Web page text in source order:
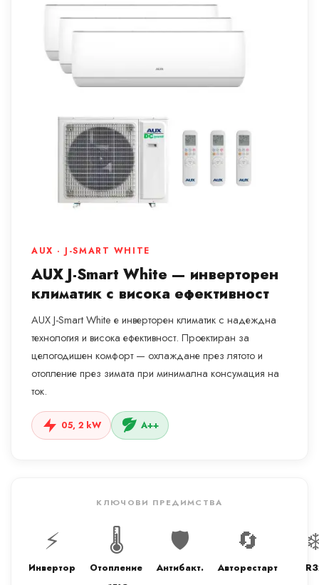
AUX · J-SMART WHITE
AUX J-Smart White — инверторен
климатик с висока ефективност
AUX J-Smart White е инверторен климатик с надеждна
технология и висока ефективност. Проектиран за
целогодишен комфорт — охлаждане през лятото и
отопление през зимата при минимална консумация на
ток.
05, 2 kW A++
КЛЮЧОВИ ПРЕДИМСТВА
⚡
Инвертор
🌡️
Отопление
🛡️
Антибакт.
🔄
Авторестарт